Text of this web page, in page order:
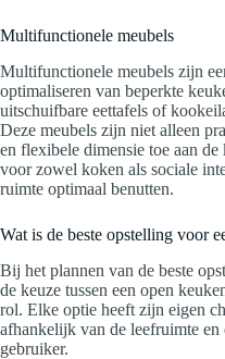
Multifunctionele meubels
Multifunctionele meubels zijn
optimaliseren van beperkte
uitschuifbare eettafels of
Deze meubels zijn niet alleen
en flexibele dimensie toe aan
voor zowel koken als sociale
ruimte optimaal benutten.
Wat is de beste opstelling voor
Bij het plannen van de beste
de keuze tussen een open
rol. Elke optie heeft zijn eigen
afhankelijk van de leefruimte
gebruiker.